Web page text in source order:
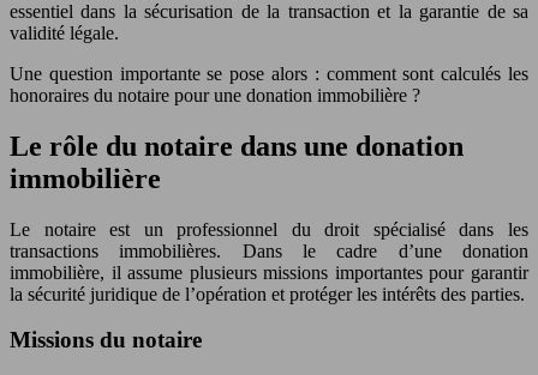
essentiel dans la sécurisation de la transaction et la garantie de sa
validité légale.
Une question importante se pose alors : comment sont calculés les
honoraires du notaire pour une donation immobilière ?
Le rôle du notaire dans une donation
immobilière
Le notaire est un professionnel du droit spécialisé dans les
transactions immobilières. Dans le cadre d’une donation
immobilière, il assume plusieurs missions importantes pour garantir
la sécurité juridique de l’opération et protéger les intérêts des parties.
Missions du notaire